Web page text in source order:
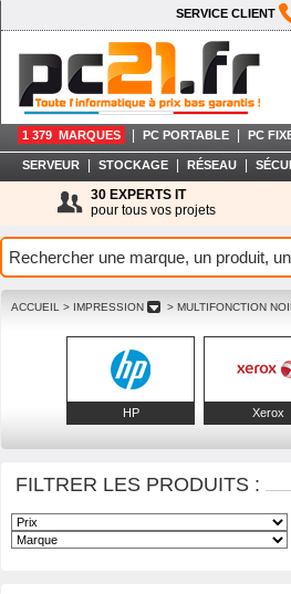
SERVICE CLIENT
1 379 MARQUES PC PORTABLE PC
SERVEUR STOCKAGE RÉSEAU
30 EXPERTS IT
pour tous vos projets
ACCUEIL > IMPRESSION > MULTIFONCTION
HP Xerox
FILTRER LES PRODUITS :